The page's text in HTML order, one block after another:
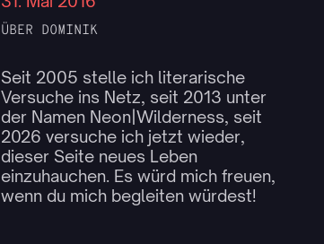
ÜBER DOMINIK
Seit 2005 stelle ich literarische
Versuche ins Netz, seit 2013 unter
der Namen Neon|Wilderness, seit
2026 versuche ich jetzt wieder,
dieser Seite neues Leben
einzuhauchen. Es würd mich freuen,
wenn du mich begleiten würdest!